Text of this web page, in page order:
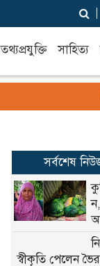
তথ্যপ্রযুক্তি সাহিত্য
সর্বশেষ
স্বীকৃতি পেলেন